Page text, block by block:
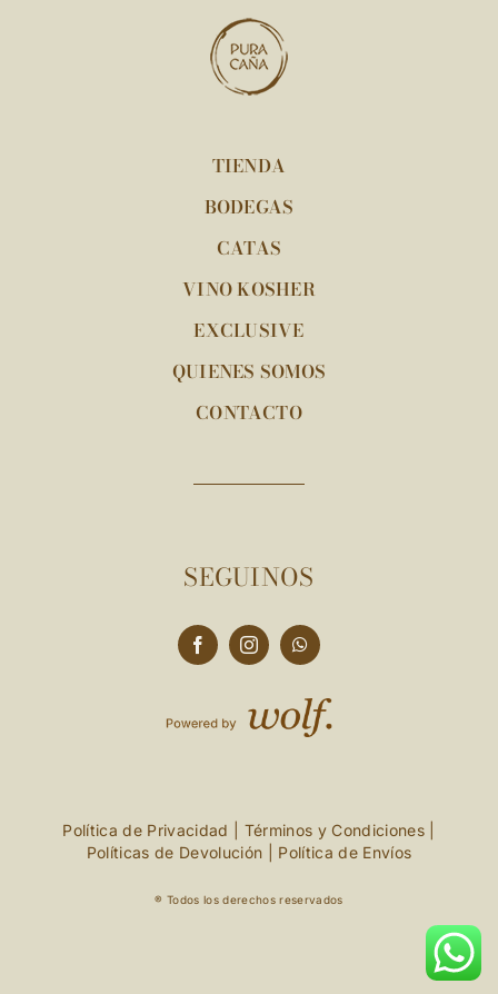
TIENDA
BODEGAS
CATAS
VINO KOSHER
EXCLUSIVE
QUIENES SOMOS
CONTACTO
SEGUINOS
Política de Privacidad Términos y Condiciones|
Políticas de Devolución
Política de Envíos
® Todos los derechos reservados